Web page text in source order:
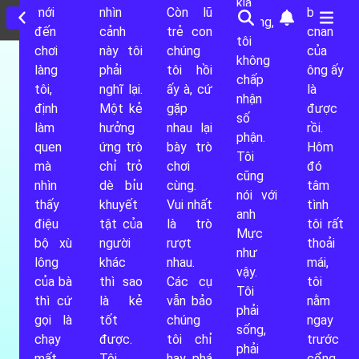
mới
đến
chơi
làng
tôi,
định
làm
quen
mà
nhìn
thấy
điệu
bộ xù
lông
của bà
thì cứ
gọi là
chạy
nhìn
cảnh
này tôi
phải
nghĩ lại.
Một kẻ
hưởng
ứng trò
chỉ trỏ
dè bỉu
khuyết
tật của
người
khác
thì sao
là kẻ
tốt
được.
Còn lũ
trẻ con
chúng
tôi hồi
ấy à, cứ
gặp
nhau lại
bày trò
chơi
cùng.
Vui nhất
là trò
rượt
nhau.
Các cụ
vẫn bảo
chúng
tôi chỉ
Không,
tôi
không
chấp
nhận
số
phận.
Tôi
cũng
nói với
anh
Mực
như
vậy.
Tôi
phải
sống,
phải
bước
chân
của
ông ấy
là
được
rồi.
Hôm
đó
tâm
tình
tôi rất
thoải
mái,
tôi
nằm
ngay
trước